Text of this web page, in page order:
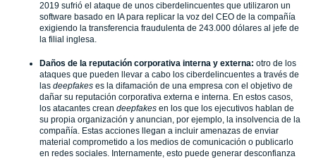
2019 sufrió el ataque de unos ciberdelincuentes que utilizaron un
software basado en IA para replicar la voz del CEO de la compañía
exigiendo la transferencia fraudulenta de 243.000 dólares al jefe de
la filial inglesa.
Daños de la reputación corporativa interna y externa: otro de los
ataques que pueden llevar a cabo los ciberdelincuentes a través de
las deepfakes es la difamación de una empresa con el objetivo de
dañar su reputación corporativa externa e interna. En estos casos,
los atacantes crean deepfakes en los que los ejecutivos hablan de
su propia organización y anuncian, por ejemplo, la insolvencia de la
compañía. Estas acciones llegan a incluir amenazas de enviar
material comprometido a los medios de comunicación o publicarlo
en redes sociales. Internamente, esto puede generar desconfianza